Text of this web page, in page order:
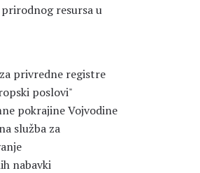
resursa u
privredne registre
poslovi"
pokrajine Vojvodine
služba za
nabavki